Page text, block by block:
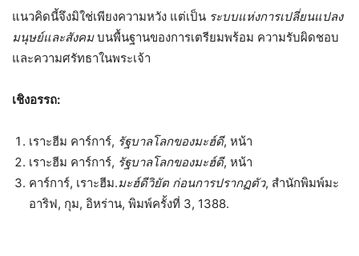
แนวคิดนี้จึงมิใช่เพียงความหวัง แต่เป็น ระบบแห่งการเปลี่ยนแปลง
มนุษย์และสังคมบนพื้นฐานของการเตรียมพร้อม ความรับผิดชอบ
และความศรัทธาในพระเจ้า
เชิงอรรถ:
เราะฮีม คาร์การ์, รัฐบาลโลกของมะฮ์ดี, หน้า
เราะฮีม คาร์การ์, รัฐบาลโลกของมะฮ์ดี, หน้า
คาร์การ์, เราะฮีม.มะฮ์ดีวิยัต ก่อนการปรากฏตัว, สำนักพิมพ์มะ
อาริฟ, กุม, อิหร่าน, พิมพ์ครั้งที่ 3, 1388.